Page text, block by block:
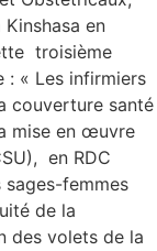
en
troisième
: « Les infirmiers
couverture santé
mise en œuvre
en RDC
femmes
de la
des volets de la